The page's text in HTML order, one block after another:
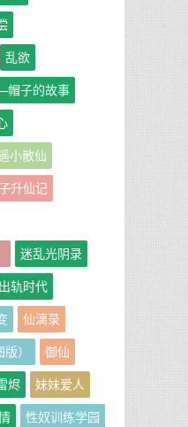
乱欲
子的故事
小散仙
升仙记
迷乱光阴录
轨时代
仙漓录
） 御仙
烬 妹妹爱人
性奴训练学园